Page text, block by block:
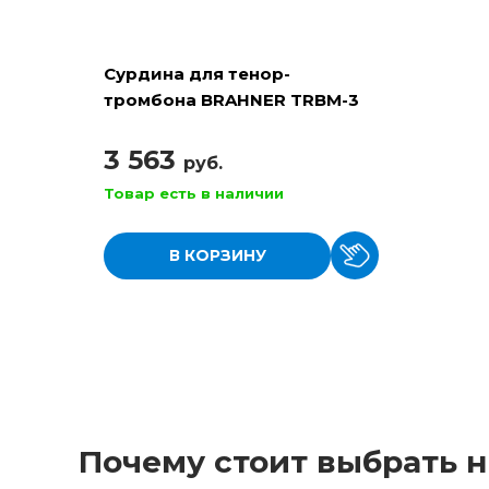
Сурдина для тенор-
тромбона BRAHNER TRBM-3
3 563 руб.
Товар есть в наличии
В КОРЗИНУ
Почему стоит выбрать